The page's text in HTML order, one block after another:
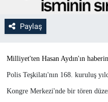
Paylaş
Milliyet'ten Hasan Aydın'ın
Polis Teşkilatı'nın 168. kuruluş
Kongre Merkezi'nde bir tören